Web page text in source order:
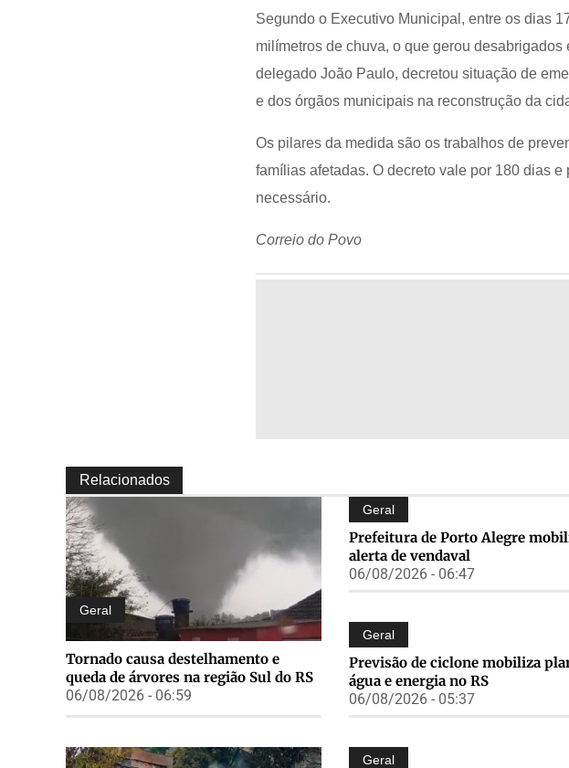
Segundo o Executivo Municipal, entre os dias
milímetros de chuva, o que gerou
delegado João Paulo, decretou situação de
e dos órgãos municipais na reconstrução da
Os pilares da medida são os trabalhos de
famílias afetadas. O decreto vale por 180 dias
necessário.
Correio do Povo
Relacionados
Geral
Tornado causa destelhamento e
queda de árvores na região Sul do RS
06/08/2026 - 06:59
Geral
Prefeitura de Porto Alegre
alerta de vendaval
06/08/2026 - 06:47
Geral
Previsão de ciclone mobiliza
água e energia no RS
06/08/2026 - 05:37
Geral